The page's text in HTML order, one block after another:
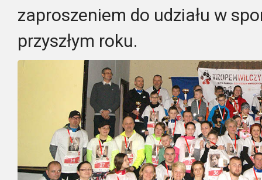
zaproszeniem do udziału w
przyszłym roku.